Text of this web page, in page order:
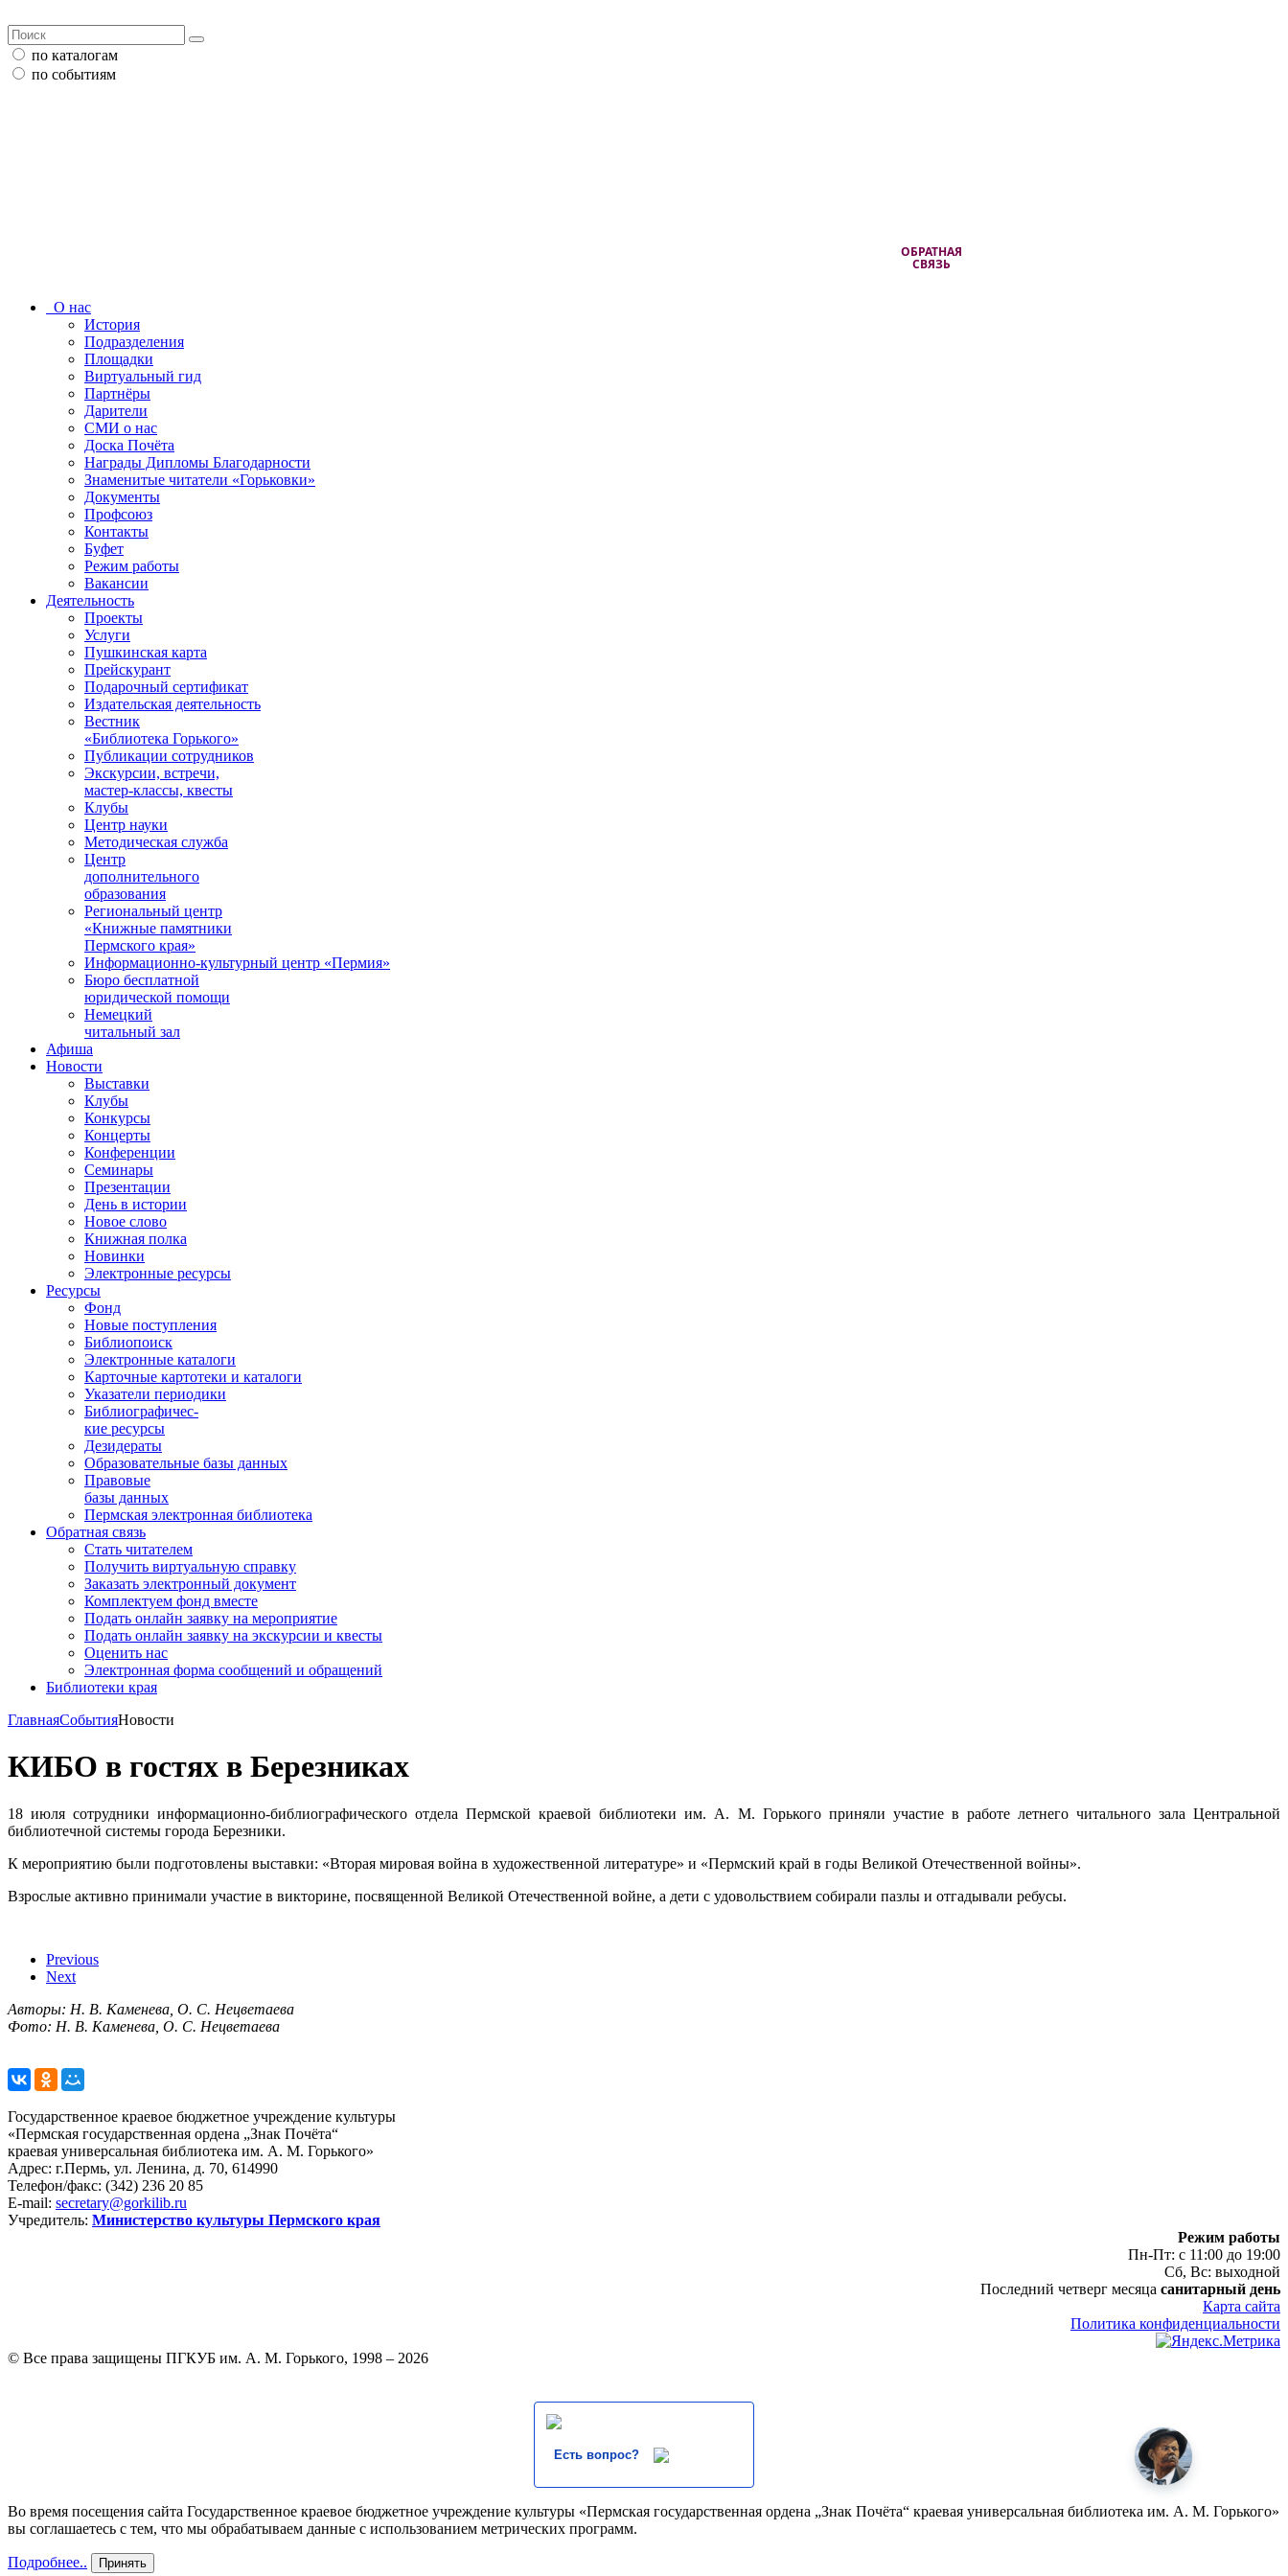
по каталогам
по событиям
ОБРАТНАЯ
СВЯЗЬ
О нас
История
Подразделения
Площадки
Виртуальный гид
Партнёры
Дарители
СМИ о нас
Доска Почёта
Награды Дипломы Благодарности
Знаменитые читатели «Горьковки»
Документы
Профсоюз
Контакты
Буфет
Режим работы
Вакансии
Деятельность
Проекты
Услуги
Пушкинская карта
Прейскурант
Подарочный сертификат
Издательская деятельность
Вестник
«Библиотека Горького»
Публикации сотрудников
Экскурсии, встречи,
мастер-классы, квесты
Клубы
Центр науки
Методическая служба
Центр
дополнительного
образования
Региональный центр
«Книжные памятники
Пермского края»
Информационно-культурный центр «Пермия»
Бюро бесплатной
юридической помощи
Немецкий
читальный зал
Афиша
Новости
Выставки
Клубы
Конкурсы
Концерты
Конференции
Семинары
Презентации
День в истории
Новое слово
Книжная полка
Новинки
Электронные ресурсы
Ресурсы
Фонд
Новые поступления
Библиопоиск
Электронные каталоги
Карточные картотеки и каталоги
Указатели периодики
Библиографичес-
кие ресурсы
Дезидераты
Образовательные базы данных
Правовые
базы данных
Пермская электронная библиотека
Обратная связь
Стать читателем
Получить виртуальную справку
Заказать электронный документ
Комплектуем фонд вместе
Подать онлайн заявку на мероприятие
Подать онлайн заявку на экскурсии и квесты
Оценить нас
Электронная форма сообщений и обращений
Библиотеки края
ГлавнаяСобытияНовости
КИБО в гостях в Березниках
18 июля сотрудники информационно-библиографического отдела Пермской краевой библиотеки им. А. М. Горького приняли участие в работе летнего читального зала Центральной
библиотечной системы города Березники.
К мероприятию были подготовлены выставки: «Вторая мировая война в художественной литературе» и «Пермский край в годы Великой Отечественной войны».
Взрослые активно принимали участие в викторине, посвященной Великой Отечественной войне, а дети с удовольствием собирали пазлы и отгадывали ребусы.
Previous
Next
Авторы: Н. В. Каменева, О. С. Нецветаева
Фото: Н. В. Каменева, О. С. Нецветаева
Государственное краевое бюджетное учреждение культуры
«Пермская государственная ордена „Знак Почёта“
краевая универсальная библиотека им. А. М. Горького»
Адрес: г.Пермь, ул. Ленина, д. 70, 614990
Телефон/факс: (342) 236 20 85
E-mail: secretary@gorkilib.ru
Учредитель: Министерство культуры Пермского края
Режим работы
Пн-Пт: с 11:00 до 19:00
Сб, Вс: выходной
Последний четверг месяца санитарный день
Карта сайта
Политика конфиденциальности
© Все права защищены ПГКУБ им. А. М. Горького, 1998 – 2026
Есть вопрос?
Во время посещения сайта Государственное краевое бюджетное учреждение культуры «Пермская государственная ордена „Знак Почёта“ краевая универсальная библиотека им. А. М. Горького»
вы соглашаетесь с тем, что мы обрабатываем данные с использованием метрических программ.
Подробнее.. Принять